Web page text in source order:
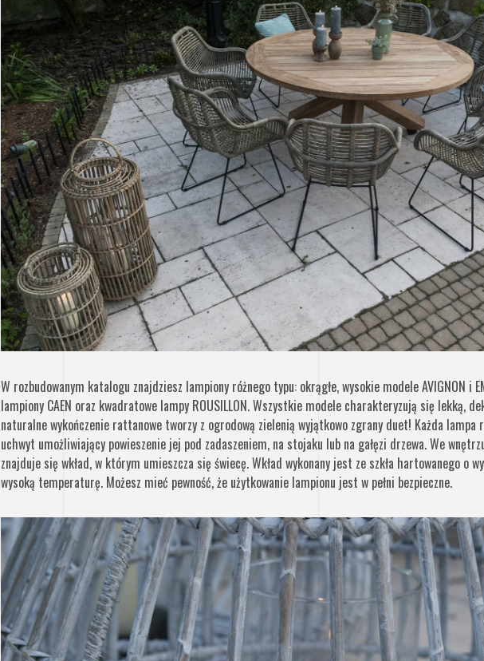
W rozbudowanym katalogu znajdziesz lampiony różnego typu: okrągłe, wysokie modele AVIGNON i
lampiony CAEN oraz kwadratowe lampy ROUSILLON. Wszystkie modele charakteryzują się lekką,
naturalne wykończenie rattanowe tworzy z ogrodową zielenią wyjątkowo zgrany duet! Każda lampa
uchwyt umożliwiający powieszenie jej pod zadaszeniem, na stojaku lub na gałęzi drzewa. We
znajduje się wkład, w którym umieszcza się świecę. Wkład wykonany jest ze szkła hartowanego o
wysoką temperaturę. Możesz mieć pewność, że użytkowanie lampionu jest w pełni bezpieczne.